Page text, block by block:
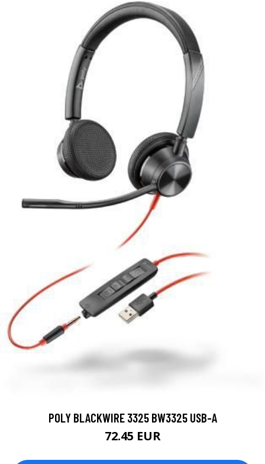
POLY BLACKWIRE 3325 BW3325 USB-A
72.45 EUR